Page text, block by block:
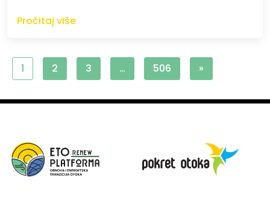
Pročitaj više
1 2 3 … 506 »